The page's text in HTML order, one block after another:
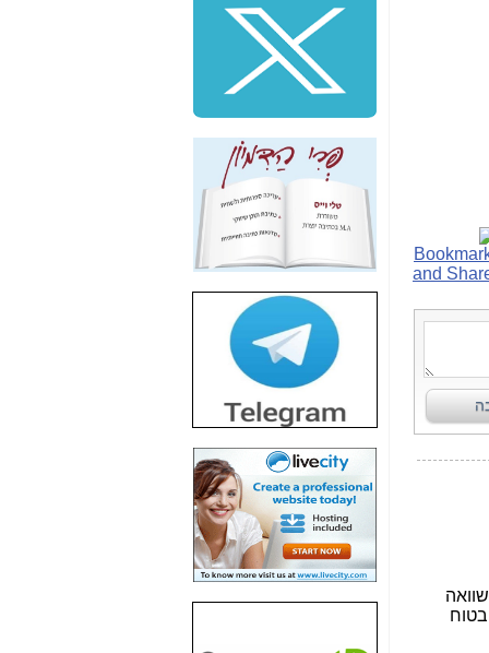
שלמה פילבר (עד
לאחרונה מנכ"ל משרד
התקשורת) - עד
מדינה? הצחקתם
אותי! -כאן
"יש אפליה בחקירה"?
חשיפה: למה השר
משה כחלון לא נחקר
עד היום? -
כאן
הדומה לזו של "תיק
4000" אך בתחום
הסלולר -
חשיפת מה שלא
רוצים שתדעו בעניין
פריסת אנלימיטד
(בניחוח בלתי נסבל) -
כאן
חשיפה: איוב קרא
אישר לקבוצת סלקום
בדיוק מה שביבי אישר
כאן
האם השר איוב קרא
היה צריך בכלל לחתום
על האישור, שנתן